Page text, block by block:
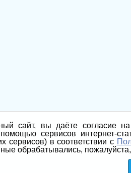
сайт, вы даёте согласие
сервисов интернет-
сервисов) в соответствии с
обрабатывались,